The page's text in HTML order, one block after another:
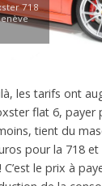
718
les tarifs ont
flat 6,
tient du
pour la 718
C’est le prix à